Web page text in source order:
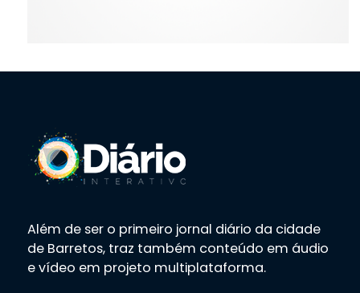
Além de ser o primeiro jornal diário da cidade
de Barretos, traz também conteúdo em áudio
e vídeo em projeto multiplataforma.